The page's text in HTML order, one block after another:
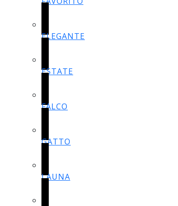
ELEGANTE
ESTATE
FALCO
GATTO
LAUNA